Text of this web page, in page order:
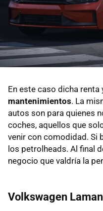
En este caso dicha renta
mantenimientos. La
autos son para quienes
coches, aquellos que
venir con comodidad. Si
los petrolheads. Al final
negocio que valdría la
Volkswagen